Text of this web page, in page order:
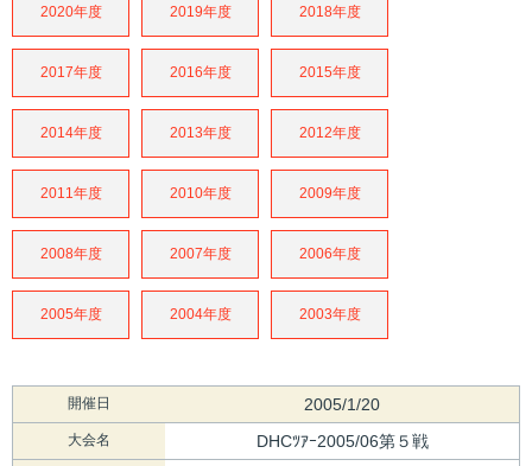
2020年度 2019年度 2018年度
2017年度 2016年度 2015年度
2014年度 2013年度 2012年度
2011年度 2010年度 2009年度
2008年度 2007年度 2006年度
2005年度 2004年度 2003年度
開催日 2005/1/20
大会名 DHCﾂｱｰ2005/06第５戦